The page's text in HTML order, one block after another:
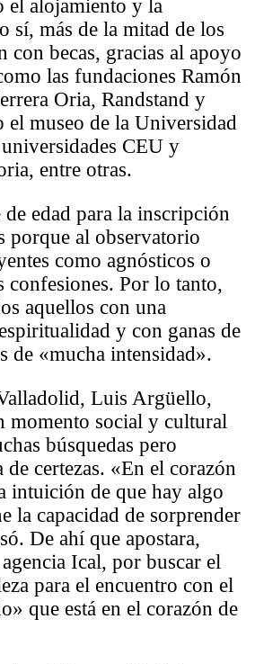
el alojamiento y la
sí, más de la mitad de los
con becas, gracias al apoyo
las fundaciones Ramón
Oria, Randstand y
el museo de la Universidad
CEU y
entre otras.
edad para la inscripción
porque al observatorio
como agnósticos o
confesiones. Por lo tanto,
aquellos con una
y con ganas de
de «mucha intensidad».
Luis Argüello,
momento social y cultural
búsquedas pero
certezas. «En el corazón
intuición de que hay algo
la capacidad de sorprender
De ahí que apostara,
Ical, por buscar el
para el encuentro con el
que está en el corazón de